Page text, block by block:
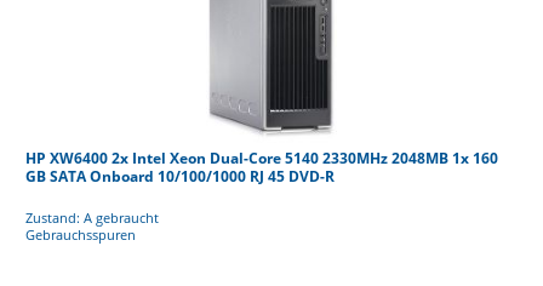
HP XW6400 2x Intel Xeon Dual-Core 5140 2330MHz 2048MB 1x 160
GB SATA Onboard 10/100/1000 RJ 45 DVD-R
Zustand: A gebraucht
Gebrauchsspuren